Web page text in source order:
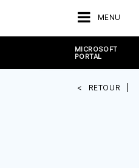
MENU
MICROSOFT
PORTAL
RETOUR